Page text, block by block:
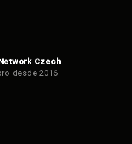
Czech
desde 2016